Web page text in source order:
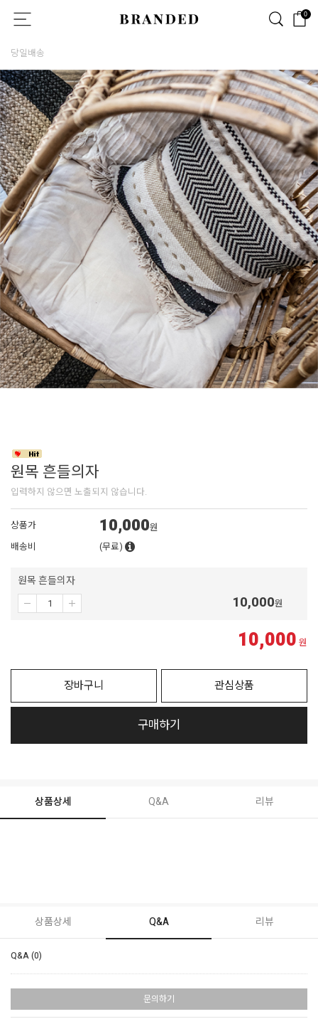
0
당일배송
원목 흔들의자
입력하지 않으면 노출되지 않습니다.
상품가 10,000원
배송비
(무료)
원목 흔들의자
10,000원
10,000 원
장바구니 관심상품
구매하기
상품상세 Q&A 리뷰
상품상세 Q&A 리뷰
Q&A (0)
문의하기